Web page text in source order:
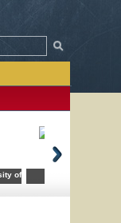
of Technology